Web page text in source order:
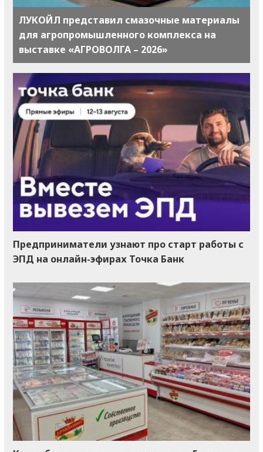
ЛУКОЙЛ представил смазочные материалы
для агропромышленного комплекса на
выставке «АГРОВОЛГА – 2026»
Предприниматели узнают про старт работы с
ЭПД на онлайн-эфирах Точка Банк